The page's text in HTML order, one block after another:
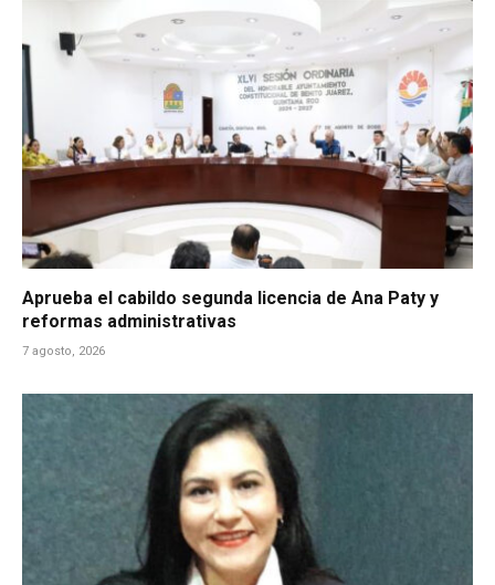
Aprueba el cabildo segunda licencia de Ana Paty y
reformas administrativas
7 agosto, 2026